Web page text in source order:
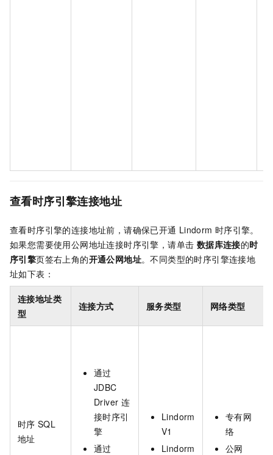
查看时序引擎连接地址
查看时序引擎的连接地址前，请确保已开通 Lindorm 时序引擎。
如果您需要使用公网地址连接时序引擎，请单击 数据库连接的时
序引擎页签右上角的开通公网地址。不同类型的时序引擎连接地
址如下表：
连接地址类
型
连接方式 服务类型 网络类型
时序 SQL
地址
通过
JDBC
Driver 连
接时序引
擎
通过
Lindorm
V1
Lindorm
专有网
络
公网